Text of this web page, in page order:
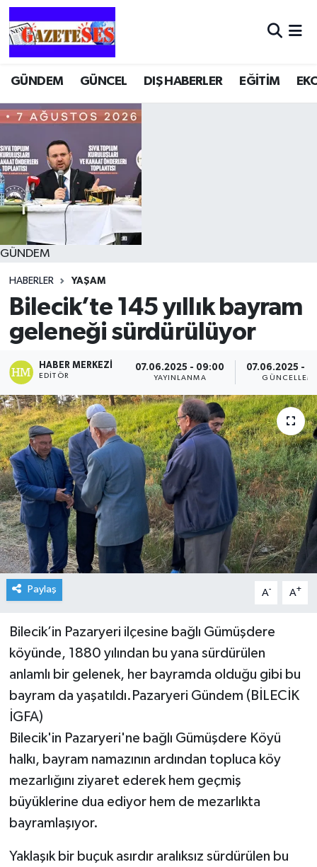
GÜNDEM GÜNCEL DIŞ HABERLER EĞİTİM
GÜNDEM
HABERLER YAŞAM
Bilecik’te 145 yıllık bayram
geleneği sürdürülüyor
HABER MERKEZI
EDITÖR
07.06.2025 - 09:00
YAYINLANMA
07.06.2025 -
Paylaş A- A+
Bilecik’in Pazaryeri ilçesine bağlı Gümüşdere
köyünde, 1880 yılından bu yana sürdürülen
anlamlı bir gelenek, her bayramda olduğu gibi bu
bayram da yaşatıldı.Pazaryeri Gündem (BİLECİK
İGFA)
Bilecik'in Pazaryeri'ne bağlı Gümüşdere Köyü
halkı, bayram namazının ardından topluca köy
mezarlığını ziyaret ederek hem geçmiş
büyüklerine dua ediyor hem de mezarlıkta
bayramlaşıyor.
Yaklaşık bir buçuk asırdır aralıksız sürdürülen bu